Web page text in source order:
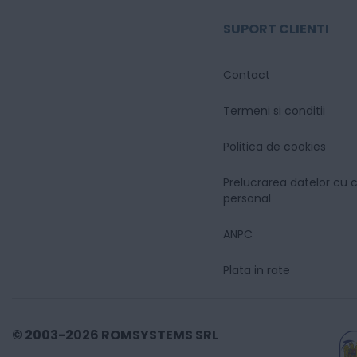
SUPORT CLIENTI
Contact
Termeni si conditii
Politica de cookies
Prelucrarea datelor cu
personal
ANPC
Plata in rate
© 2003-2026 ROMSYSTEMS SRL